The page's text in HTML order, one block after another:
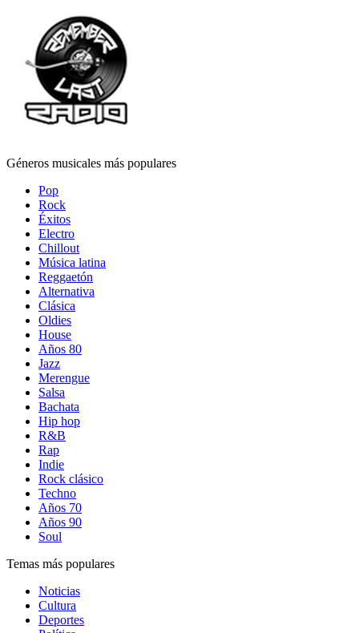
Géneros musicales más populares
Pop
Rock
Éxitos
Electro
Chillout
Música latina
Reggaetón
Alternativa
Clásica
Oldies
House
Años 80
Jazz
Merengue
Salsa
Bachata
Hip hop
R&B
Rap
Indie
Rock clásico
Techno
Años 70
Años 90
Soul
Temas más populares
Noticias
Cultura
Deportes